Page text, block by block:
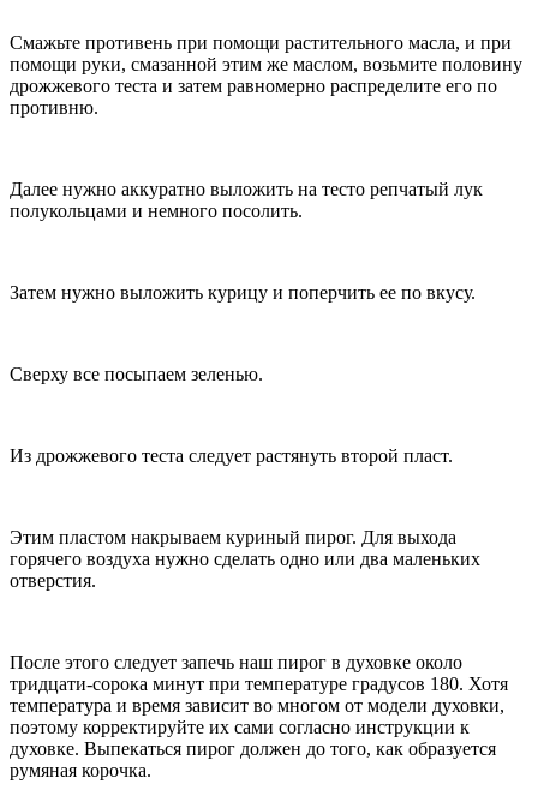
Смажьте противень при помощи растительного масла, и при
помощи руки, смазанной этим же маслом, возьмите половину
дрожжевого теста и затем равномерно распределите его по
противню.
Далее нужно аккуратно выложить на тесто репчатый лук
полукольцами и немного посолить.
Затем нужно выложить курицу и поперчить ее по вкусу.
Сверху все посыпаем зеленью.
Из дрожжевого теста следует растянуть второй пласт.
Этим пластом накрываем куриный пирог. Для выхода
горячего воздуха нужно сделать одно или два маленьких
отверстия.
После этого следует запечь наш пирог в духовке около
тридцати-сорока минут при температуре градусов 180. Хотя
температура и время зависит во многом от модели духовки,
поэтому корректируйте их сами согласно инструкции к
духовке. Выпекаться пирог должен до того, как образуется
румяная корочка.